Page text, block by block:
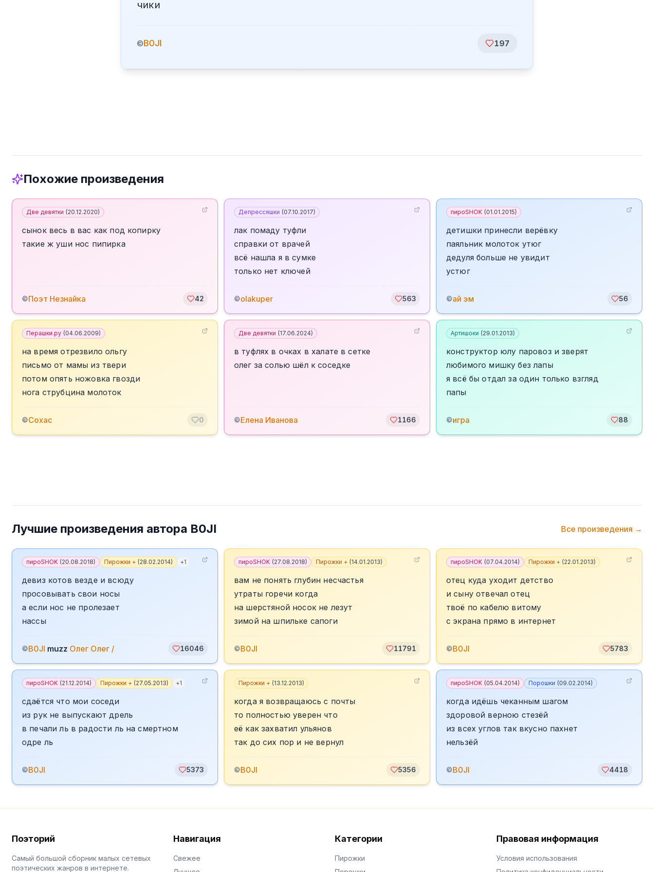
чики
©B0JI 197
Похожие произведения
Две девятки (20.12.2020)
сынок весь в вас как под копирку
такие ж уши нос пипирка
©Поэт Незнайка 42
Депрессяшки (07.10.2017)
лак помаду туфли
справки от врачей
всё нашла я в сумке
только нет ключей
©olakuper 563
пироSHOK (01.01.2015)
детишки принесли верёвку
паяльник молоток утюг
дедуля больше не увидит
устюг
©ай эм 56
Перашки.ру (04.06.2009)
на время отрезвило ольгу
письмо от мамы из твери
потом опять ножовка гвозди
нога струбцина молоток
©Сохас 0
Две девятки (17.06.2024)
в туфлях в очках в халате в сетке
олег за солью шёл к соседке
©Елена Иванова 1166
Артишоки (29.01.2013)
конструктор юлу паровоз и зверят
любимого мишку без лапы
я всё бы отдал за один только взгляд
папы
©игра 88
Лучшие произведения автора B0JI Все произведения →
пироSHOK (20.08.2018) Пирожки + (28.02.2014) +1
девиз котов везде и всюду
просовывать свои носы
а если нос не пролезает
нассы
©B0JI muzz Олег Олег / 16046
пироSHOK (27.08.2018) Пирожки + (14.01.2013)
вам не понять глубин несчастья
утраты горечи когда
на шерстяной носок не лезут
зимой на шпильке сапоги
©B0JI 11791
пироSHOK (07.04.2014) Пирожки + (22.01.2013)
отец куда уходит детство
и сыну отвечал отец
твоё по кабелю витому
с экрана прямо в интернет
©B0JI 5783
пироSHOK (21.12.2014) Пирожки + (27.05.2013) +1
сдаётся что мои соседи
из рук не выпускают дрель
в печали ль в радости ль на смертном
одре ль
©B0JI 5373
Пирожки + (13.12.2013)
когда я возвращаюсь с почты
то полностью уверен что
её как захватил ульянов
так до сих пор и не вернул
©B0JI 5356
пироSHOK (05.04.2014) Порошки (09.02.2014)
когда идёшь чеканным шагом
здоровой верною стезёй
из всех углов так вкусно пахнет
нельзёй
©B0JI 4418
Поэторий
Самый большой сборник малых сетевых
поэтических жанров в интернете.
Навигация
Свежее
Категории
Пирожки
Правовая информация
Условия использования